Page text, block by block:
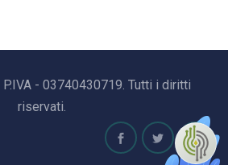
- 03740430719. Tutti i diritti
riservati.